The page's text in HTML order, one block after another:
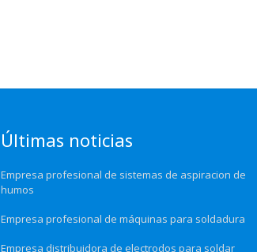
Últimas noticias
Empresa profesional de sistemas de aspiracion de
humos
Empresa profesional de máquinas para soldadura
Empresa distribuidora de electrodos para soldar